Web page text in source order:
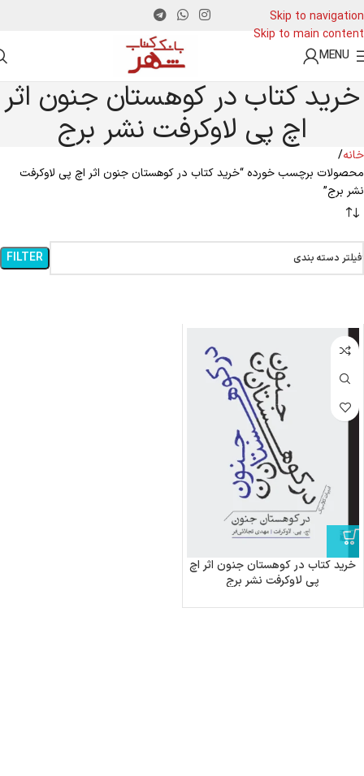
Skip to navigation
Skip to main content
MENU
خرید کتاب در کوهستان جنون اثر
اچ پی لاوکرفت نشر برج
خانه
محصولات برچسب خورده “خرید کتاب در کوهستان جنون اثر اچ پی لاوکرفت
نشر برج”
فیلتر دسته بندی FILTER
خرید کتاب در کوهستان جنون اثر اچ
پی لاوکرفت نشر برج